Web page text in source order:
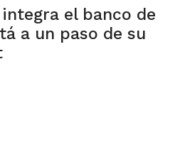
el banco de
a un paso de su